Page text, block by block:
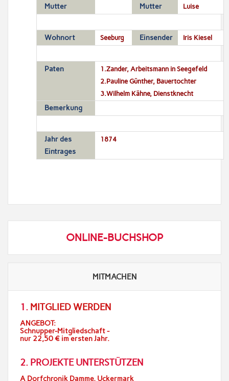
Mutter
Mutter
Luise
Wohnort Seeburg Einsender Iris Kiesel
Paten
1.Zander, Arbeitsmann in Seegefeld
2.Pauline Günther, Bauertochter
3.Wilhelm Kähne, Dienstknecht
Bemerkung
Jahr des
Eintrages
1874
ONLINE-BUCHSHOP
MITMACHEN
1. MITGLIED WERDEN
ANGEBOT:
Schnupper-Mitgliedschaft -
nur 22,50 € im ersten Jahr.
2. PROJEKTE UNTERSTÜTZEN
A Dorfchronik Damme, Uckermark